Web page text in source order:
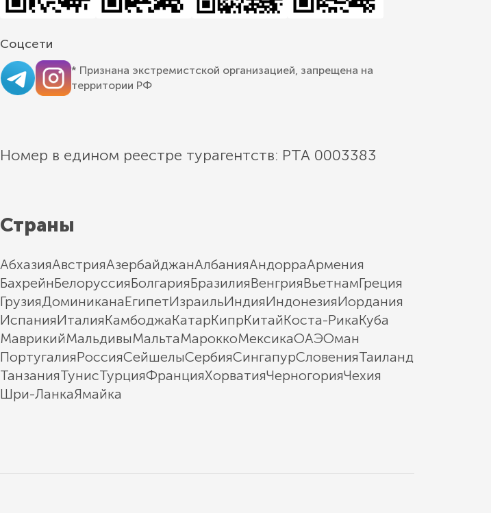
Соцсети
* Признана экстремистской организацией, запрещена на
территории РФ
Номер в едином реестре турагентств: РТА 0003383
Страны
АбхазияАвстрияАзербайджанАлбанияАндорраАрмения
БахрейнБелоруссияБолгарияБразилияВенгрияВьетнамГреция
ГрузияДоминиканаЕгипетИзраильИндияИндонезияИордания
ИспанияИталияКамбоджаКатарКипрКитайКоста-РикаКуба
МаврикийМальдивыМальтаМароккоМексикаОАЭОман
ПортугалияРоссияСейшелыСербияСингапурСловенияТаиланд
ТанзанияТунисТурцияФранцияХорватияЧерногорияЧехия
Шри-ЛанкаЯмайка